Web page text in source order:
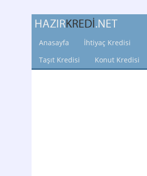
Anasayfa
İhtiyaç Kredisi
Taşıt Kredisi
Konut Kredisi